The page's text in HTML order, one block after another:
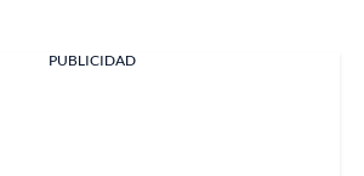
PUBLICIDAD